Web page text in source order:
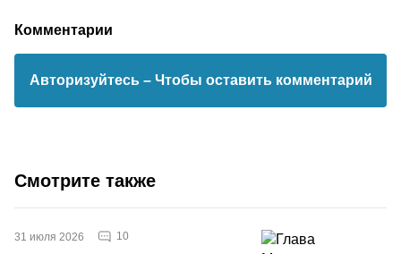
Комментарии
Авторизуйтесь – Чтобы оставить комментарий
Смотрите также
31 июля 2026 10